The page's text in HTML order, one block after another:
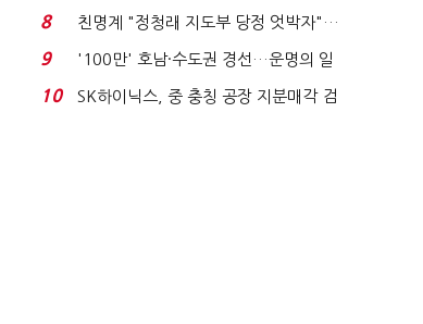
침체에 재무 ...
8
친명계 "정청래 지도부 당정 엇박자"…
친청계 "신천지 오...
9
'100만' 호남·수도권 경선…운명의 일
주일
10
SK하이닉스, 중 충칭 공장 지분매각 검